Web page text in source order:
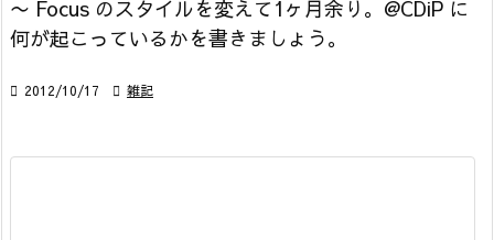
〜 Focus のスタイルを変えて1ヶ月余り。@CDiP に
何が起こっているかを書きましょう。
 2012/10/17  雑記